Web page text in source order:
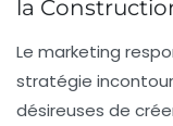
la
Le marketing
stratégie
désireuses de